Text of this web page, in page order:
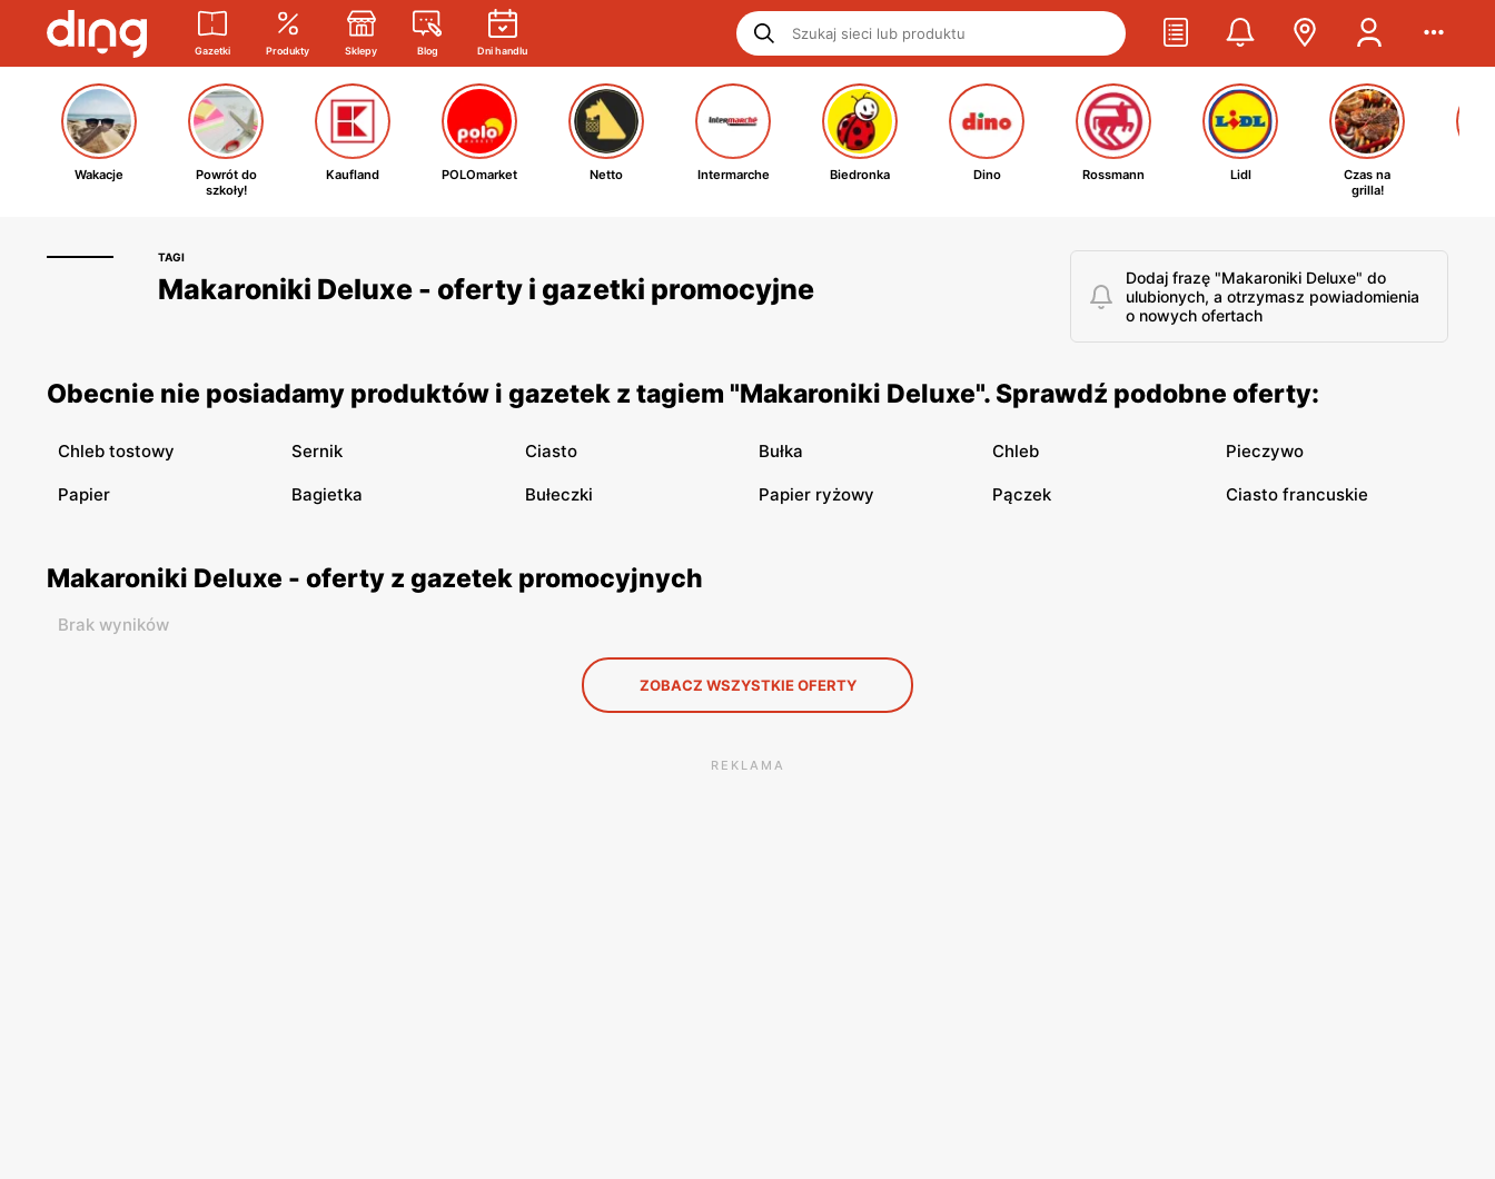
Gazetki Produkty Sklepy Blog Dni handlu
Wakacje
Powrót do
szkoły!
Kaufland POLOmarket Netto Intermarche Biedronka Dino Rossmann Lidl
Czas na
grilla!
TAGI
Makaroniki Deluxe - oferty i gazetki promocyjne
Dodaj frazę "Makaroniki Deluxe" do
ulubionych, a otrzymasz powiadomienia
o nowych ofertach
Obecnie nie posiadamy produktów i gazetek z tagiem "Makaroniki Deluxe". Sprawdź podobne oferty:
Chleb tostowy Sernik Ciasto Bułka Chleb Pieczywo
Papier Bagietka Bułeczki Papier ryżowy Pączek Ciasto francuskie
Makaroniki Deluxe - oferty z gazetek promocyjnych
Brak wyników
ZOBACZ WSZYSTKIE OFERTY
REKLAMA